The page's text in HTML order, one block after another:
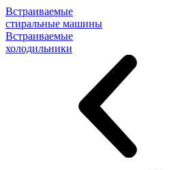
Встраиваемые
стиральные машины
Встраиваемые
холодильники